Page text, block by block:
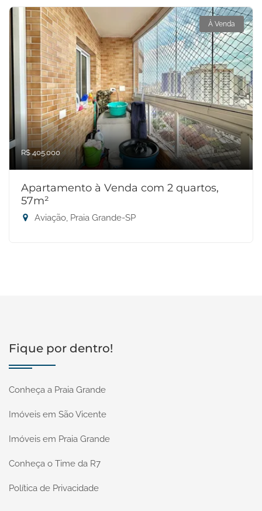
À Venda
R$ 405.000
Apartamento à Venda com 2 quartos,
57m²
Aviação, Praia Grande-SP
Fique por dentro!
Conheça a Praia Grande
Imóveis em São Vicente
Imóveis em Praia Grande
Conheça o Time da R7
Política de Privacidade